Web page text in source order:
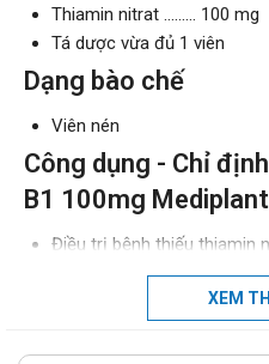
Thiamin nitrat ......... 100 mg
Tá dược vừa đủ 1 viên
Dạng bào chế
Viên nén
Công dụng - Chỉ
B1 100mg
Điều trị bệnh thiếu thiamin
Korsakoff, bệnh beri-beri,
Điều trị các trường hợp
Điều trị thiếu hụt vitamin
XEM